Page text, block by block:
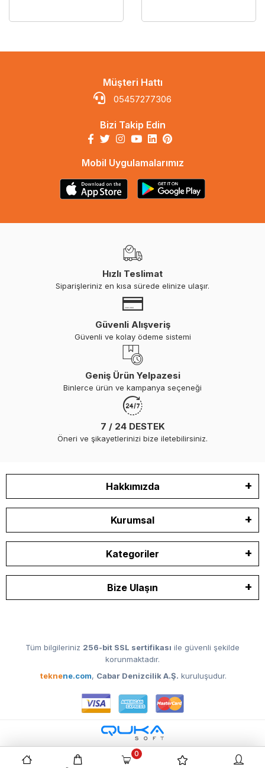
Müşteri Hattı
05457277306
Bizi Takip Edin
Mobil Uygulamalarımız
Hızlı Teslimat
Siparişleriniz en kısa sürede elinize ulaşır.
Güvenli Alışveriş
Güvenli ve kolay ödeme sistemi
Geniş Ürün Yelpazesi
Binlerce ürün ve kampanya seçeneği
7 / 24 DESTEK
Öneri ve şikayetlerinizi bize iletebilirsiniz.
Hakkımızda
Kurumsal
Kategoriler
Bize Ulaşın
Tüm bilgileriniz 256-bit SSL sertifikası ile güvenli şekilde
korunmaktadır.
teknene.com, Cabar Denizcilik A.Ş. kuruluşudur.
0